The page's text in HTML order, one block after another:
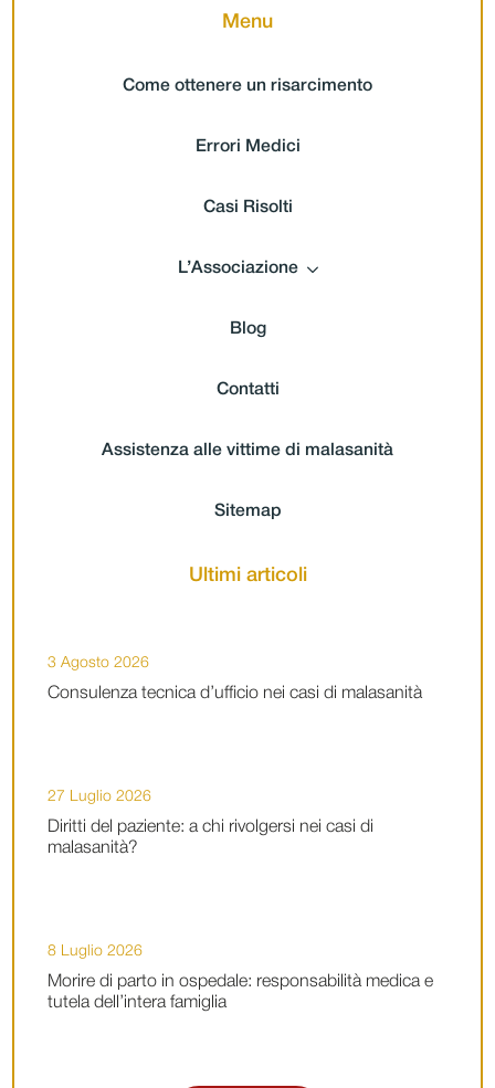
Menu
Come ottenere un risarcimento
Errori Medici
Casi Risolti
L’Associazione
Blog
Contatti
Assistenza alle vittime di malasanità
Sitemap
Ultimi articoli
Consulenza tecnica d’ufficio nei casi di malasanità
3 Agosto 2026
Diritti del paziente: a chi rivolgersi nei casi di
malasanità?
27 Luglio 2026
Morire di parto in ospedale: responsabilità medica e
tutela dell’intera famiglia
8 Luglio 2026